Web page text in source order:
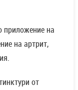
приложение на
на артрит,
от